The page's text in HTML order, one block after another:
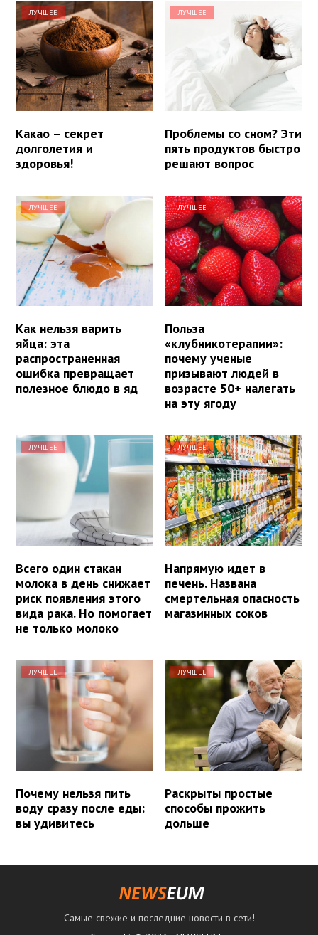
ЛУЧШЕЕ
Какао – секрет
долголетия и
здоровья!
ЛУЧШЕЕ
Проблемы со сном? Эти
пять продуктов быстро
решают вопрос
ЛУЧШЕЕ
Как нельзя варить
яйца: эта
распространенная
ошибка превращает
полезное блюдо в яд
ЛУЧШЕЕ
Польза
«клубникотерапии»:
почему ученые
призывают людей в
возрасте 50+ налегать
на эту ягоду
ЛУЧШЕЕ
Всего один стакан
молока в день снижает
риск появления этого
вида рака. Но помогает
не только молоко
ЛУЧШЕЕ
Напрямую идет в
печень. Названа
смертельная опасность
магазинных соков
ЛУЧШЕЕ
Почему нельзя пить
воду сразу после еды:
вы удивитесь
ЛУЧШЕЕ
Раскрыты простые
способы прожить
дольше
Самые свежие и последние новости в сети!